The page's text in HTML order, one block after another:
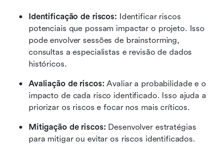
Identificação de riscos: Identificar riscos
potenciais que possam impactar o projeto. Isso
pode envolver sessões de brainstorming,
consultas a especialistas e revisão de dados
históricos.
Avaliação de riscos: Avaliar a probabilidade e o
impacto de cada risco identificado. Isso ajuda a
priorizar os riscos e focar nos mais críticos.
Mitigação de riscos: Desenvolver estratégias
para mitigar ou evitar os riscos identificados.